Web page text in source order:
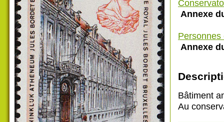
Annexe
Personnes
Annexe
Bâtiment
Au